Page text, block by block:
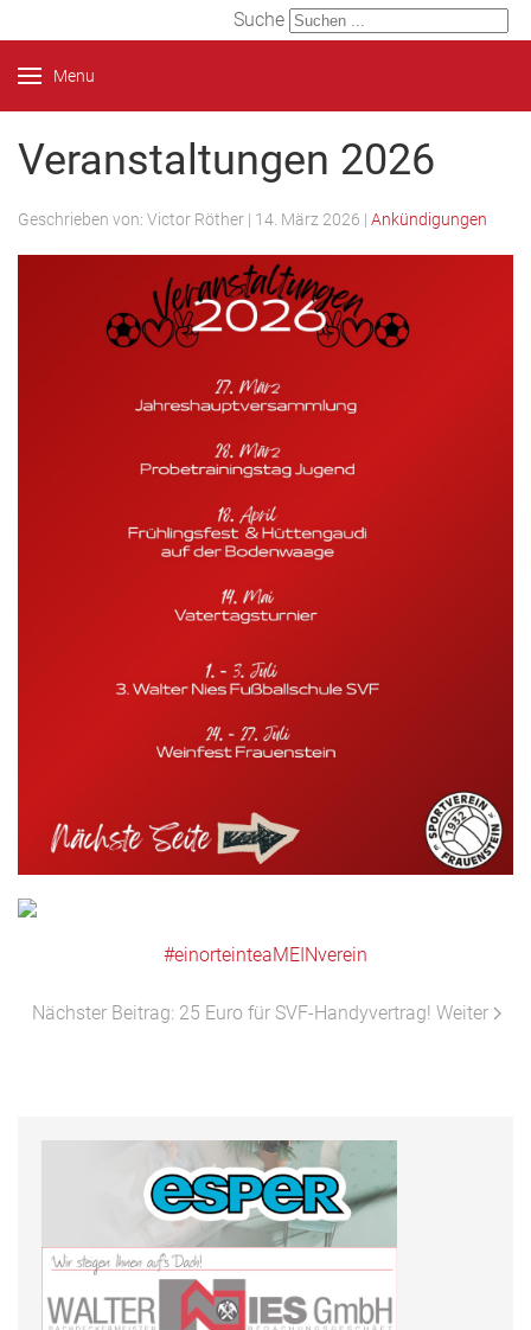
Suche
Menu
Veranstaltungen 2026
Geschrieben von: Victor Röther | 14. März 2026 | Ankündigungen
#einorteinteaMEINverein
Nächster Beitrag: 25 Euro für SVF-Handyvertrag! Weiter